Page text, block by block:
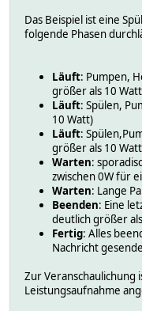
Das Beispiel ist eine
folgende Phasen
Läuft: Pumpen,
größer als 10
Läuft: Spülen,
10 Watt)
Läuft:
größer als 10
Warten:
zwischen 0W für
Warten: Lange
Beenden: Eine
deutlich größer
Fertig: Alles
Nachricht
Zur Veranschaulichung
Leistungsaufnahme